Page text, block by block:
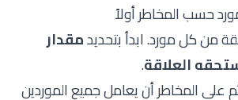
من كل مورد. ابدأ بتحديدمقدار
العلاقة.
على المخاطر أن يعامل جميع الموردين